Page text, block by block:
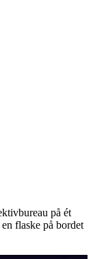
på ét
flaske på bordet